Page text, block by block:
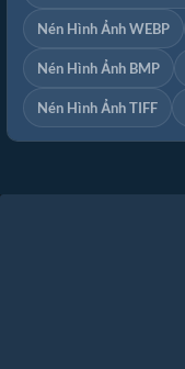
Nén Hình Ảnh WEBP
Nén Hình Ảnh BMP
Nén Hình Ảnh TIFF